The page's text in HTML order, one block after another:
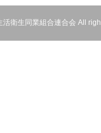
衛生同業組合連合会 All